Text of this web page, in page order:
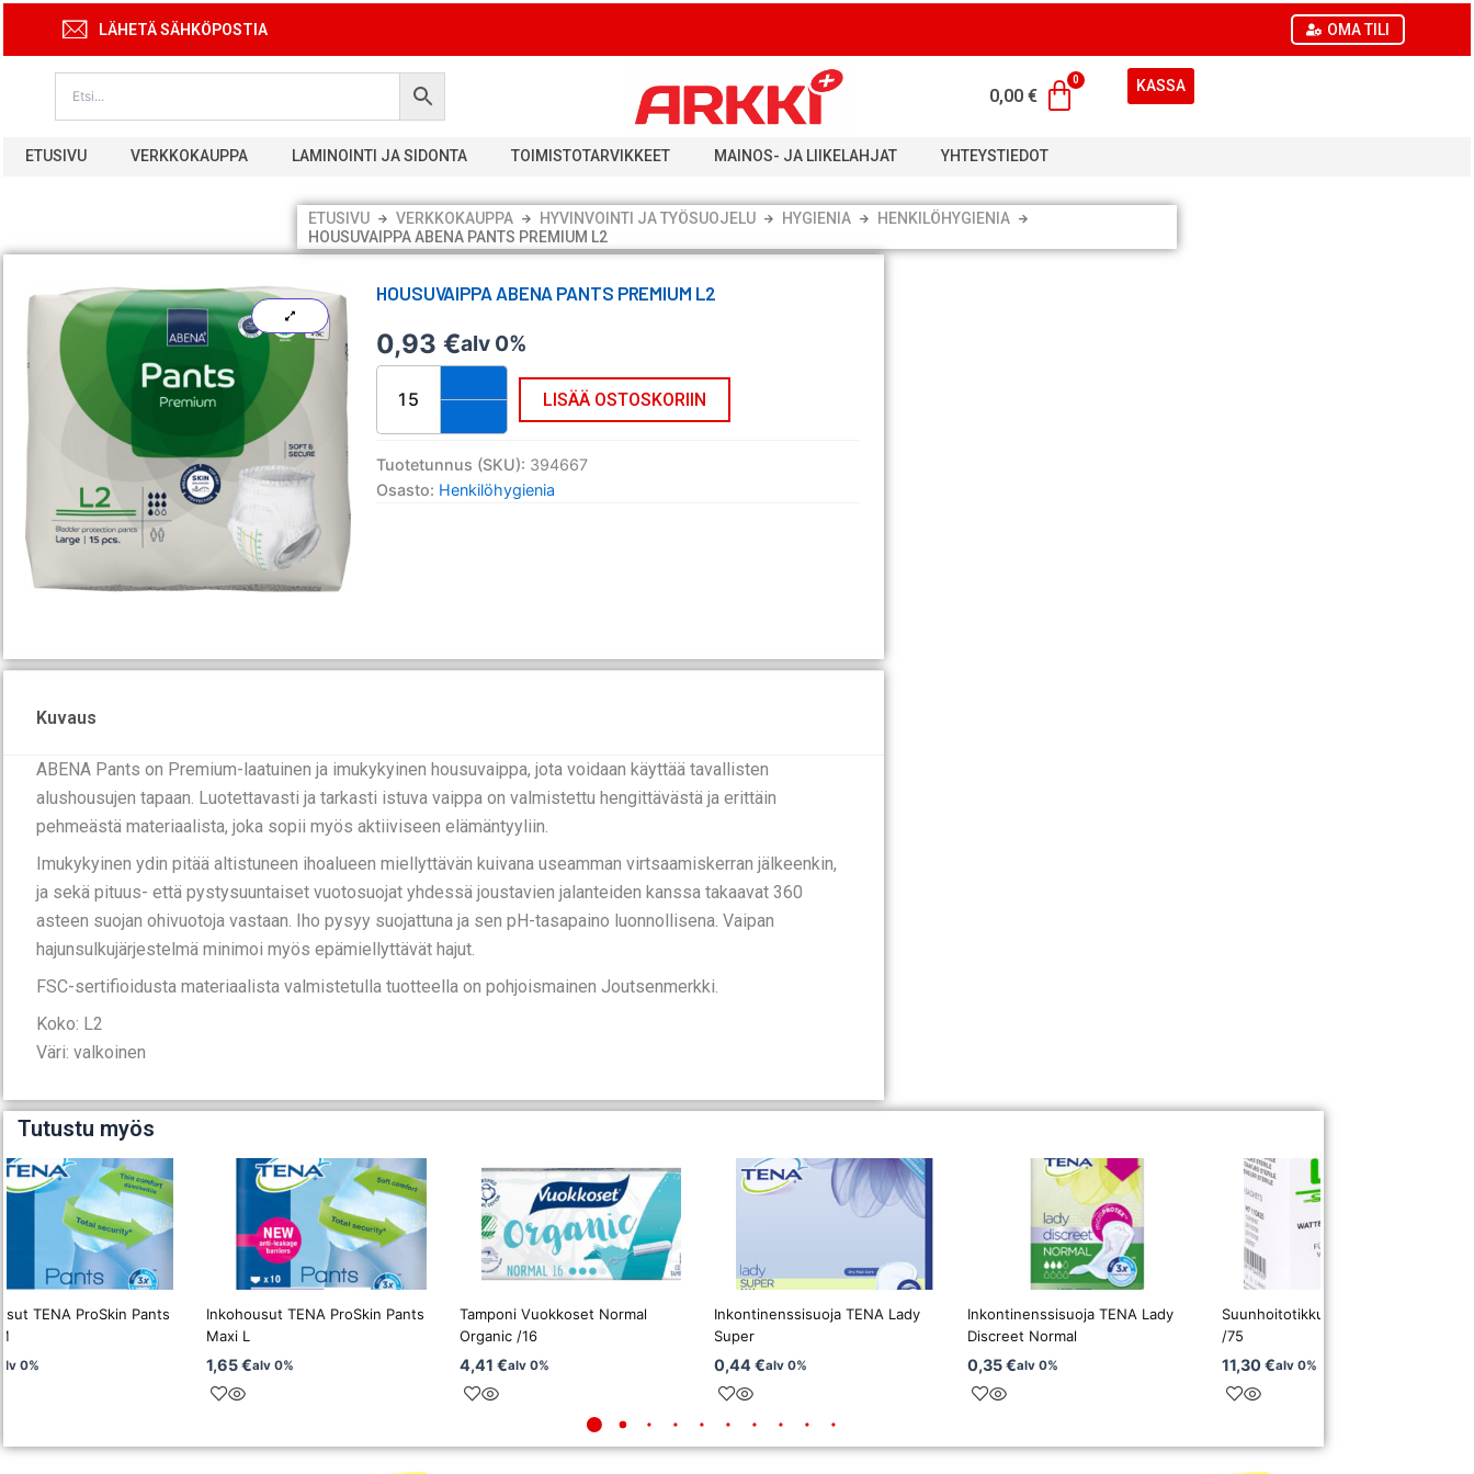
sisältöön
LÄHETÄ SÄHKÖPOSTIA OMA TILI
0,00 €
KASSA
ETUSIVU VERKKOKAUPPA LAMINOINTI JA SIDONTA TOIMISTOTARVIKKEET MAINOS- JA LIIKELAHJAT YHTEYSTIEDOT
ETUSIVU VERKKOKAUPPA HYVINVOINTI JA TYÖSUOJELU HYGIENIA
HENKILÖHYGIENIA
HOUSUVAIPPA ABENA PANTS PREMIUM L2
HOUSUVAIPPA ABENA PANTS PREMIUM L2
0,93€alv 0%
Housuvaippa
Abena
Premium
L2
määrä
LISÄÄ OSTOSKORIIN
Tuotetunnus (SKU): 394667
Osasto: Henkilöhygienia
Kuvaus
ABENA Pants on Premium-laatuinen ja imukykyinen housuvaippa, jota voidaan käyttää tavallisten
alushousujen tapaan. Luotettavasti ja tarkasti istuva vaippa on valmistettu hengittävästä ja erittäin
pehmeästä materiaalista, joka sopii myös aktiiviseen elämäntyyliin.
Imukykyinen ydin pitää altistuneen ihoalueen miellyttävän kuivana useamman virtsaamiskerran jälkeenkin,
ja sekä pituus- että pystysuuntaiset vuotosuojat yhdessä joustavien jalanteiden kanssa takaavat 360
asteen suojan ohivuotoja vastaan. Iho pysyy suojattuna ja sen pH-tasapaino luonnollisena. Vaipan
hajunsulkujärjestelmä minimoi myös epämiellyttävät hajut.
FSC-sertifioidusta materiaalista valmistetulla tuotteella on pohjoismainen Joutsenmerkki.
Koko: L2
Väri: valkoinen
Tutustu myös
TENA ProSkin Pants
0%
Inkohousut TENA ProSkin Pants
Maxi L
1,65€alv 0%
Tamponi Vuokkoset Normal
Organic /16
4,41€alv 0%
Inkontinenssisuoja TENA Lady
Super
0,44€alv 0%
Inkontinenssisuoja TENA Lady
Discreet Normal
0,35€alv 0%
Suunhoitotikku sitruuna kostutettu
/75
11,30€alv 0%